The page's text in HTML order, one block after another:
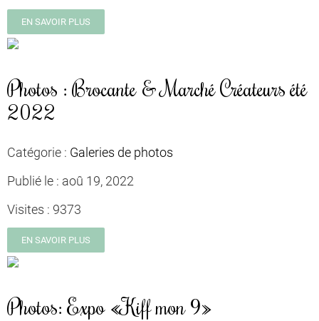
EN SAVOIR PLUS
Photos : Brocante & Marché Créateurs été
2022
Catégorie : Galeries de photos
Publié le : aoû 19, 2022
Visites : 9373
EN SAVOIR PLUS
Photos: Expo «Kiff mon 9»